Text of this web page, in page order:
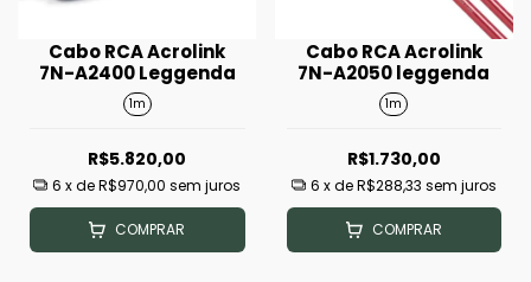
Cabo RCA Acrolink
7N-A2400 Leggenda
1m
R$5.820,00
6 x deR$970,00 sem juros
COMPRAR
Cabo RCA Acrolink
7N-A2050 leggenda
1m
R$1.730,00
6 x deR$288,33 sem juros
COMPRAR